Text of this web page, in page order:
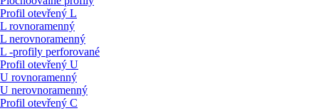
Profil otevřený L
L rovnoramenný
L nerovnoramenný
L -profily perforované
Profil otevřený U
U rovnoramenný
U nerovnoramenný
Profil otevřený C